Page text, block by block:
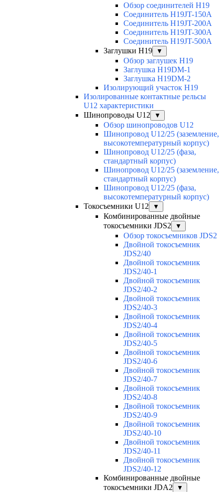
Обзор соединителей H19
Соединитель H19JT-150A
Соединитель H19JT-200A
Соединитель H19JT-300A
Соединитель H19JT-500A
Заглушки H19
▼
Обзор заглушек H19
Заглушка H19DM-1
Заглушка H19DM-2
Изолирующий участок H19
Изолированные контактные рельсы
U12 характеристики
Шинопроводы U12
▼
Обзор шинопроводов U12
Шинопровод U12/25 (заземление,
высокотемпературный корпус)
Шинопровод U12/25 (фаза,
стандартный корпус)
Шинопровод U12/25 (заземление,
стандартный корпус)
Шинопровод U12/25 (фаза,
высокотемпературный корпус)
Токосъемники U12
▼
Комбинированные двойные
токосъемники JDS2
▼
Обзор токосъемников JDS2
Двойной токосъемник
JDS2/40
Двойной токосъемник
JDS2/40-1
Двойной токосъемник
JDS2/40-2
Двойной токосъемник
JDS2/40-3
Двойной токосъемник
JDS2/40-4
Двойной токосъемник
JDS2/40-5
Двойной токосъемник
JDS2/40-6
Двойной токосъемник
JDS2/40-7
Двойной токосъемник
JDS2/40-8
Двойной токосъемник
JDS2/40-9
Двойной токосъемник
JDS2/40-10
Двойной токосъемник
JDS2/40-11
Двойной токосъемник
JDS2/40-12
Комбинированные двойные
токосъемники JDA2
▼